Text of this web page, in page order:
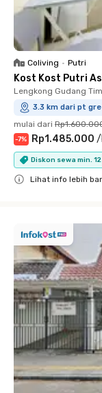
Coliving • Putri
Kost Kost Putri
Lengkong Gudang
3.3 km dari pt
mulai dari
-7% Rp1.485.000 /
Diskon sewa min.
Lihat info lebih